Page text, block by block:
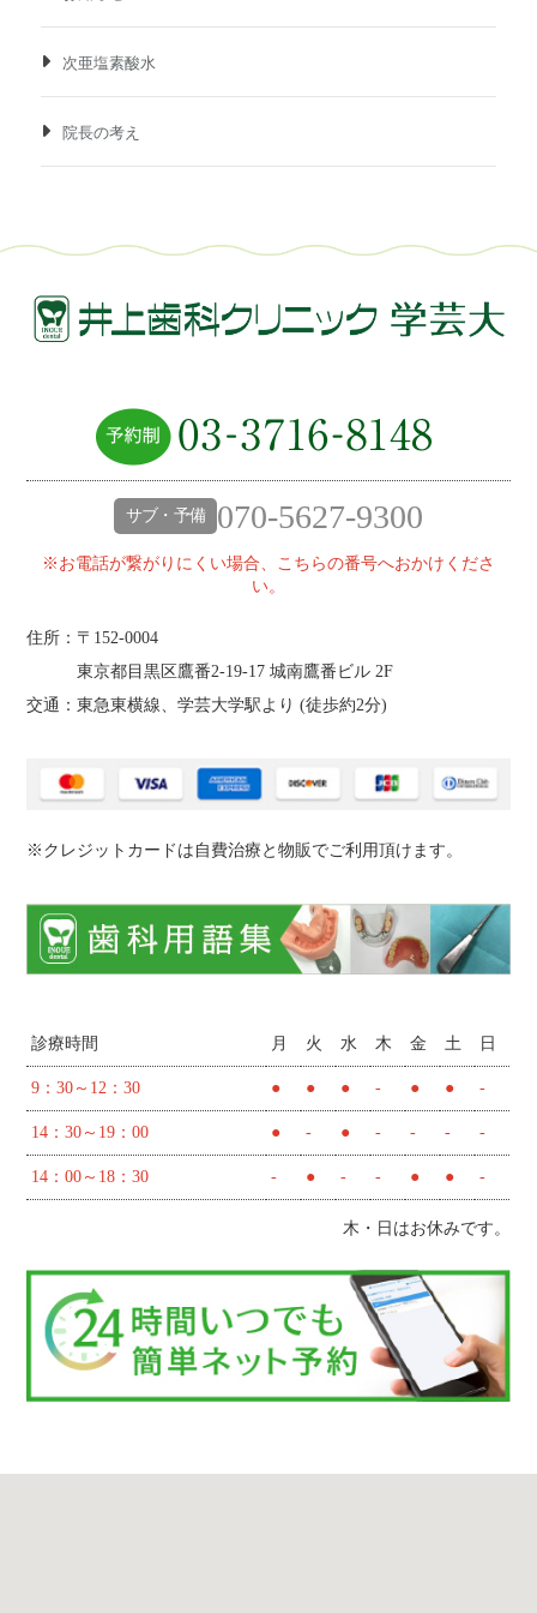
次亜塩素酸水
院長の考え
サブ・予備 070-5627-9300
※お電話が繋がりにくい場合、こちらの番号へおかけくださ
い。
住所：〒152-0004
東京都目黒区鷹番2‐19‐17 城南鷹番ビル 2F
交通：東急東横線、学芸大学駅より (徒歩約2分)
※クレジットカードは自費治療と物販でご利用頂けます。
診療時間 月 火 水 木 金 土 日
9：30～12：30 ● ● ● - ● ● -
14：30～19：00 ● - ● - - - -
14：00～18：30 - ● - - ● ● -
木・日はお休みです。